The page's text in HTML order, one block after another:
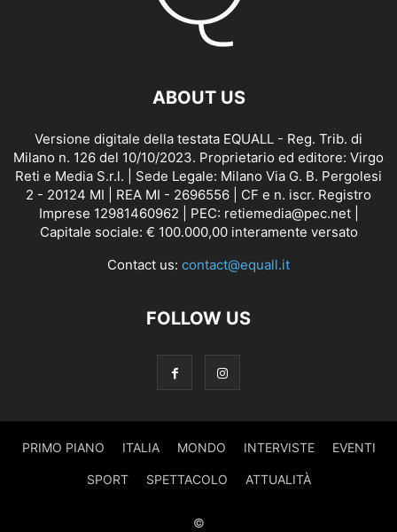
ABOUT US
Versione digitale della testata EQUALL - Reg. Trib. di
Milano n. 126 del 10/10/2023. Proprietario ed editore: Virgo
Reti e Media S.r.l. | Sede Legale: Milano Via G. B. Pergolesi
2 - 20124 MI | REA MI - 2696556 | CF e n. iscr. Registro
Imprese 12981460962 | PEC: retiemedia@pec.net |
Capitale sociale: € 100.000,00 interamente versato
Contact us: contact@equall.it
FOLLOW US
PRIMO PIANO ITALIA MONDO INTERVISTE EVENTI
SPORT SPETTACOLO ATTUALITÀ
©